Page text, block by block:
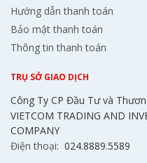
Hướng dẫn thanh toán
Bảo mật thanh toán
Thông tin thanh toán
TRỤ SỞ GIAO DỊCH
Công Ty CP Đầu Tư và
VIETCOM TRADING AND
COMPANY
Điện thoại: 024.8889.5589